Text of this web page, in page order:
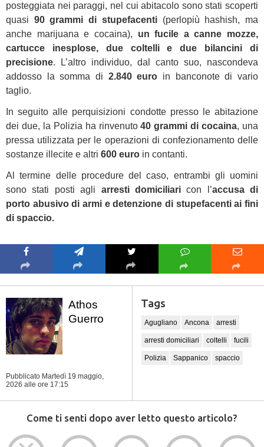
posteggiata nei paraggi, nel cui abitacolo sono stati scoperti
quasi 90 grammi di stupefacenti(perlopiù hashish, ma
anche marijuana e cocaina), un fucile a canne mozze,
cartucce inesplose, due coltelli e due bilancini di
precisione. L’altro individuo, dal canto suo, nascondeva
addosso la somma di 2.840 euro in banconote di vario
taglio.
In seguito alle perquisizioni condotte presso le abitazione
dei due, la Polizia ha rinvenuto40 grammi di cocaina, una
pressa utilizzata per le operazioni di confezionamento delle
sostanze illecite e altri 600 euro in contanti.
Al termine delle procedure del caso, entrambi gli uomini
sono stati posti agli arresti domiciliaricon l’accusa di
porto abusivo di armi e detenzione di stupefacenti ai fini
di spaccio.
Athos
Guerro
Pubblicato Martedì 19 maggio,
2026 alle ore 17:15
Tags
Agugliano Ancona arresti
arresti domiciliari coltelli fucili
Polizia Sappanico spaccio
Come ti senti dopo aver letto questo articolo?